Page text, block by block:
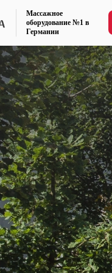
Массажное
оборудование №1 в
Германии